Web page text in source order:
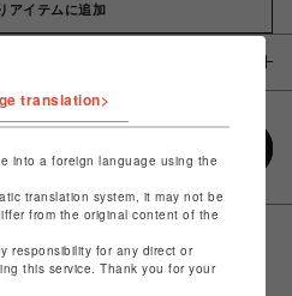
アイテムに追加
translation>
into a foreign language using the
translation system, it may not be
from the original content of the
responsibility for any direct or
this service. Thank you for your